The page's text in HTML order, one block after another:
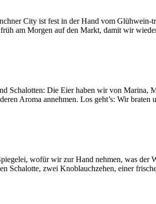
City ist fest in der Hand vom
am Morgen auf den Markt, damit wir
Schalotten: Die Eier haben wir von Marina,
Aroma annehmen. Los geht’s: Wir
wofür wir zur Hand nehmen, was der
Schalotte, zwei Knoblauchzehen, einer